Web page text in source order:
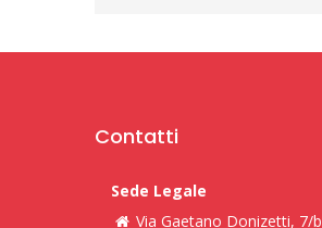
Contatti
Sede Legale
Via Gaetano Donizetti, 7/b